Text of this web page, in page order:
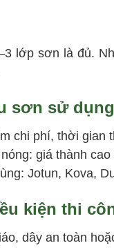
lớp sơn là đủ.
sơn sử dụng
chi phí, thời gian
giá thành
Jotun, Kova,
kiện thi
dây an toàn